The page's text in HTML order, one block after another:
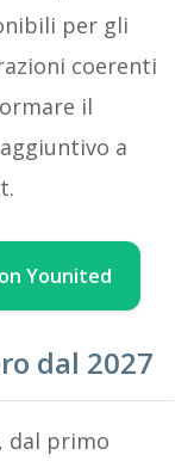
per gli
coerenti
il
a
Younited
dal 2027
dal primo